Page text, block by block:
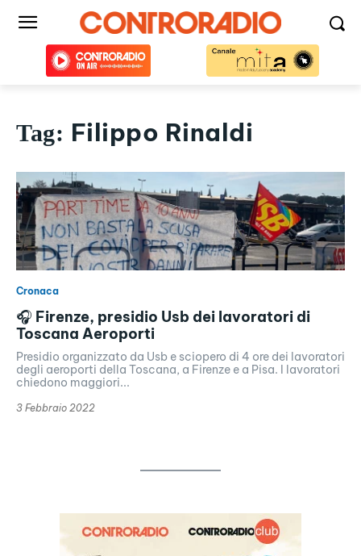
Tag: Filippo Rinaldi
Cronaca
🎧 Firenze, presidio Usb dei lavoratori di
Toscana Aeroporti
Presidio organizzato da Usb e sciopero di 4 ore dei lavoratori
degli aeroporti della Toscana, a Firenze e a Pisa. I lavoratori
chiedono maggiori...
3 Febbraio 2022